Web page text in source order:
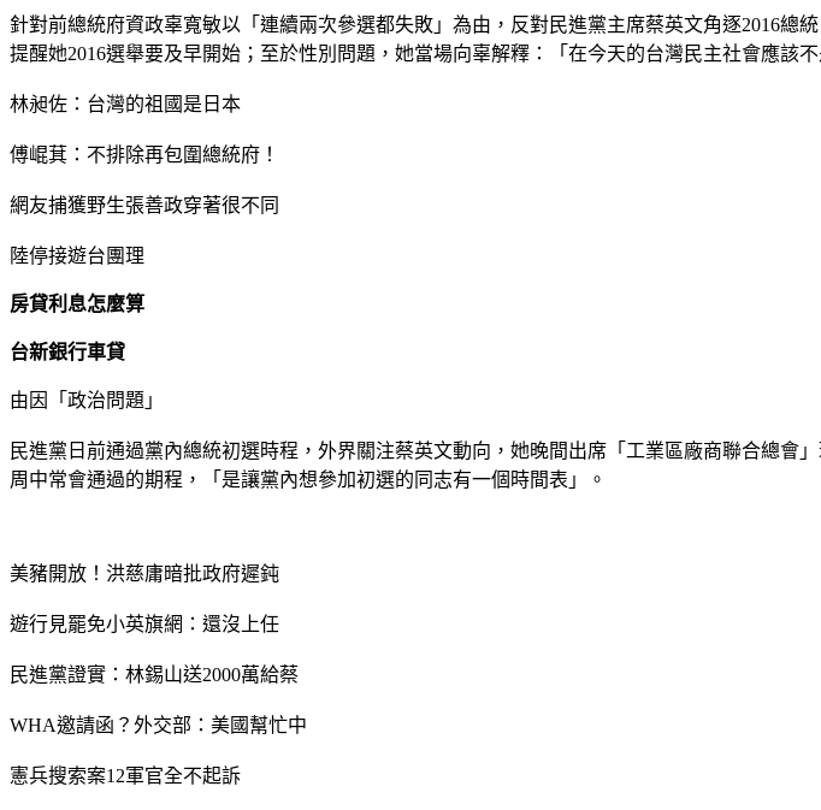
針對前總統府資政辜寬敏以「連續兩次參選都失敗」為由，反對民進黨主席蔡英文角逐2016總
提醒她2016選舉要及早開始；至於性別問題，她當場向辜解釋：「在今天的台灣民主社會應該不
林昶佐：台灣的祖國是日本
傅崐萁：不排除再包圍總統府！
網友捕獲野生張善政穿著很不同
陸停接遊台團理
房貸利息怎麼算
台新銀行車貸
由因「政治問題」
民進黨日前通過黨內總統初選時程，外界關注蔡英文動向，她晚間出席「工業區廠商聯合總
周中常會通過的期程，「是讓黨內想參加初選的同志有一個時間表」。
美豬開放！洪慈庸暗批政府遲鈍
遊行見罷免小英旗網：還沒上任
民進黨證實：林錫山送2000萬給蔡
WHA邀請函？外交部：美國幫忙中
憲兵搜索案12軍官全不起訴